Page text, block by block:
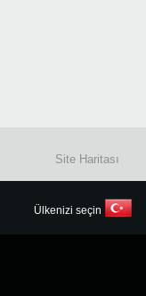
Site Haritası
Ülkenizi seçin